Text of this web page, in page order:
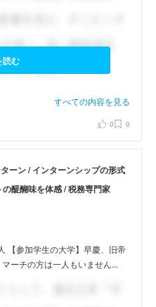
読む
すべての内容を見る
0 0
ーン / インターンシップの形式
醍醐味を体感 / 税務専門家
【参加学生の大学】早慶、旧帝
ーチの方は一人もいません...